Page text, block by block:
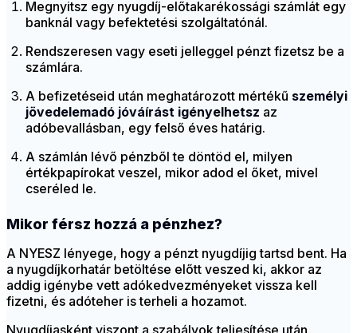
Megnyitsz egy nyugdíj-előtakarékossági számlát egy
banknál vagy befektetési szolgáltatónál.
Rendszeresen vagy eseti jelleggel pénzt fizetsz be a
számlára.
A befizetéseid után meghatározott mértékű személyi
jövedelemadó jóváírást igényelhetsz az
adóbevallásban, egy felső éves határig.
A számlán lévő pénzből te döntöd el, milyen
értékpapírokat veszel, mikor adod el őket, mivel
cseréled le.
Mikor férsz hozzá a pénzhez?
A NYESZ lényege, hogy a pénzt nyugdíjig tartsd bent. Ha
a nyugdíjkorhatár betöltése előtt veszed ki, akkor az
addig igénybe vett adókedvezményeket vissza kell
fizetni, és adóteher is terheli a hozamot.